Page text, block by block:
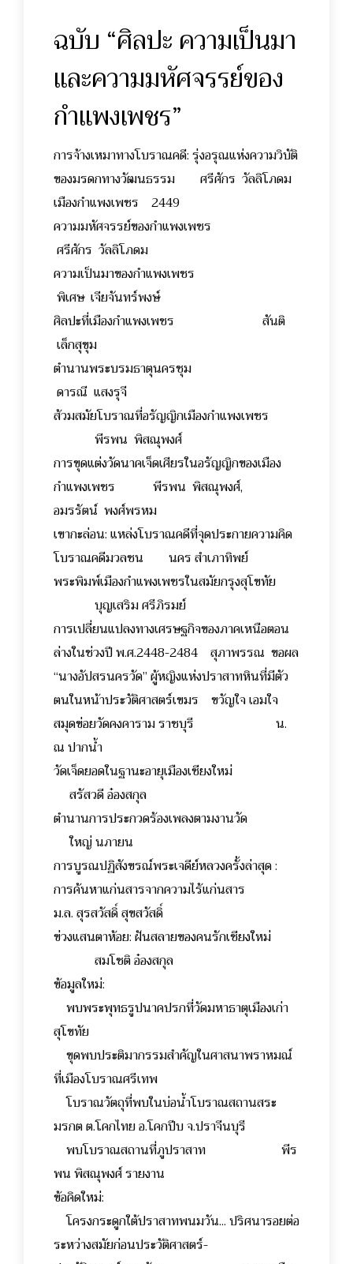
ฉบับ “ศิลปะ ความเป็นมา
และความมหัศจรรย์ของ
กำแพงเพชร”
การจ้างเหมาทางโบราณคดี: รุ่งอรุณแห่งความวิบัติ
ของมรดกทางวัฒนธรรม ศรีศักร วัลลิโภดม
เมืองกำแพงเพชร 2449
ความมหัศจรรย์ของกำแพงเพชร
ศรีศักร วัลลิโภดม
ความเป็นมาของกำแพงเพชร
พิเศษ เจียจันทร์พงษ์
ศิลปะที่เมืองกำแพงเพชร สันติ
เล็กสุขุม
ตำนานพระบรมธาตุนครชุม
ดารณี แสงรุจี
ส้วมสมัยโบราณที่อรัญญิกเมืองกำแพงเพชร
พีรพน พิสณุพงศ์
การขุดแต่งวัดนาคเจ็ดเศียรในอรัญญิกของเมือง
กำแพงเพชร พีรพน พิสณุพงศ์,
อมรรัตน์ พงศ์พรหม
เขากะล่อน: แหล่งโบราณคดีที่จุดประกายความคิด
โบราณคดีมวลชน นคร สำเภาทิพย์
พระพิมพ์เมืองกำแพงเพชรในสมัยกรุงสุโขทัย
บุญเสริม ศรีภิรมย์
การเปลี่ยนแปลงทางเศรษฐกิจของภาคเหนือตอน
ล่างในช่วงปี พ.ศ.2448-2484 สุภาพรรณ ขอผล
“นางอัปสรนครวัด” ผู้หญิงแห่งปราสาทหินที่มีตัว
ตนในหน้าประวัติศาสตร์เขมร ขวัญใจ เอมใจ
สมุดข่อยวัดคงคาราม ราชบุรี น.
ณ ปากน้ำ
วัดเจ็ดยอดในฐานะอายุเมืองเชียงใหม่
สรัสวดี อ๋องสกุล
ตำนานการประกวดร้องเพลงตามงานวัด
ใหญ่ นภายน
การบูรณปฏิสังขรณ์พระเจดีย์หลวงครั้งล่าสุด :
การค้นหาแก่นสารจากความไร้แก่นสาร
ม.ล. สุรสวัสดิ์ สุขสวัสดิ์
ข่วงแสนตาห้อย: ฝันสลายของคนรักเชียงใหม่
สมโชติ อ๋องสกุล
ข้อมูลใหม่:
พบพระพุทธรูปนาคปรกที่วัดมหาธาตุเมืองเก่า
สุโขทัย
ขุดพบประติมากรรมสำคัญในศาสนาพราหมณ์
ที่เมืองโบราณศรีเทพ
โบราณวัตถุที่พบในบ่อน้ำโบราณสถานสระ
มรกต ต.โคกไทย อ.โคกปีบ จ.ปราจีนบุรี
พบโบราณสถานที่ภูปราสาท พีร
พน พิสณุพงศ์ รายงาน
ข้อคิดใหม่:
โครงกระดูกใต้ปราสาทพนมวัน... ปริศนารอยต่อ
ระหว่างสมัยก่อนประวัติศาสตร์-